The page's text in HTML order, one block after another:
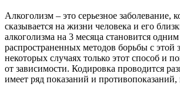
Алкоголизм – это серьезное заболевание,
сказывается на жизни человека и его
алкоголизма на 3 месяца становится
распространенных методов борьбы с этой
некоторых случаях только этот способ и
от зависимости. Кодировка проводится
имеет ряд показаний и